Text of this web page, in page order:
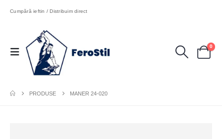
Cumpără ieftin / Distribuim direct
0
PRODUSE MANER 24-020